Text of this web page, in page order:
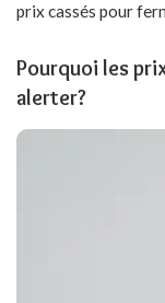
prix cassés pour
Pourquoi les
alerter?